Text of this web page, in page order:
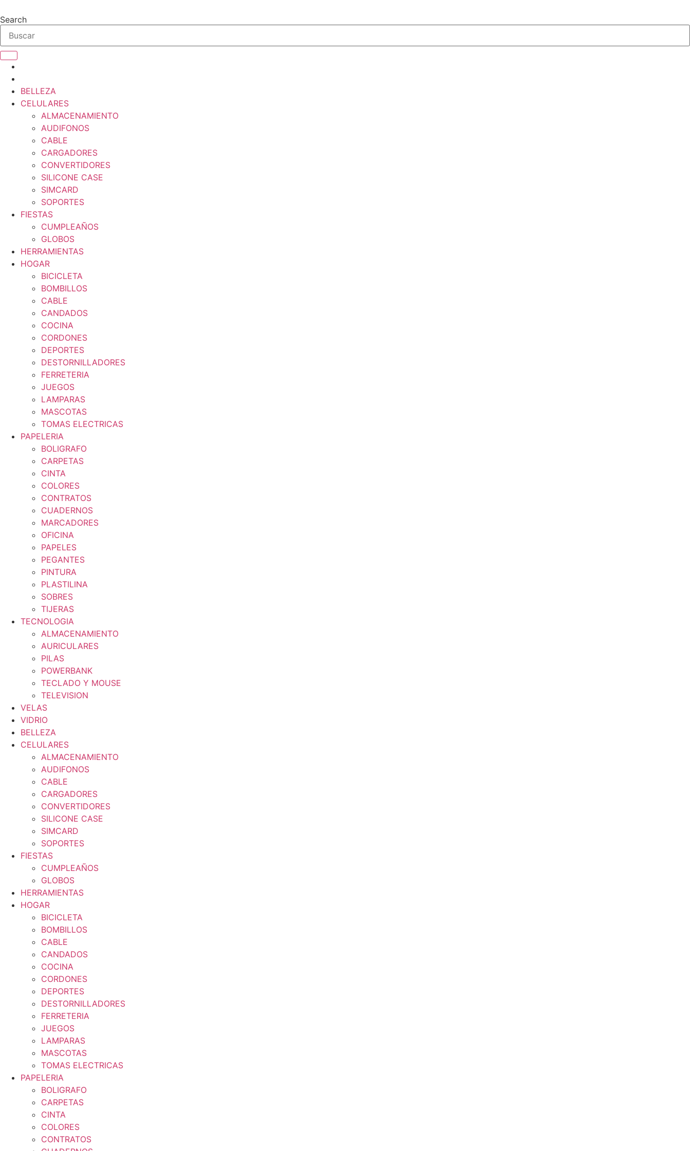
al
contenido
Search
BELLEZA
CELULARES
ALMACENAMIENTO
AUDIFONOS
CABLE
CARGADORES
CONVERTIDORES
SILICONE CASE
SIMCARD
SOPORTES
FIESTAS
CUMPLEAÑOS
GLOBOS
HERRAMIENTAS
HOGAR
BICICLETA
BOMBILLOS
CABLE
CANDADOS
COCINA
CORDONES
DEPORTES
DESTORNILLADORES
FERRETERIA
JUEGOS
LAMPARAS
MASCOTAS
TOMAS ELECTRICAS
PAPELERIA
BOLIGRAFO
CARPETAS
CINTA
COLORES
CONTRATOS
CUADERNOS
MARCADORES
OFICINA
PAPELES
PEGANTES
PINTURA
PLASTILINA
SOBRES
TIJERAS
TECNOLOGIA
ALMACENAMIENTO
AURICULARES
PILAS
POWERBANK
TECLADO Y MOUSE
TELEVISION
VELAS
VIDRIO
BELLEZA
CELULARES
ALMACENAMIENTO
AUDIFONOS
CABLE
CARGADORES
CONVERTIDORES
SILICONE CASE
SIMCARD
SOPORTES
FIESTAS
CUMPLEAÑOS
GLOBOS
HERRAMIENTAS
HOGAR
BICICLETA
BOMBILLOS
CABLE
CANDADOS
COCINA
CORDONES
DEPORTES
DESTORNILLADORES
FERRETERIA
JUEGOS
LAMPARAS
MASCOTAS
TOMAS ELECTRICAS
PAPELERIA
BOLIGRAFO
CARPETAS
CINTA
COLORES
CONTRATOS